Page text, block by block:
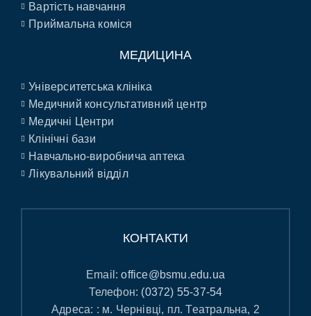
Вартість навчання
Приймальна коміся
МЕДИЦИНА
Університетська клініка
Медичний консультативний центр
Медичні Центри
Клінічні бази
Навчально-виробнича аптека
Лікувальний відділ
КОНТАКТИ
Email:office@bsmu.edu.ua
Телефон: (0372) 55-37-54
Адреса: : м. Чернівці, пл. Театральна, 2